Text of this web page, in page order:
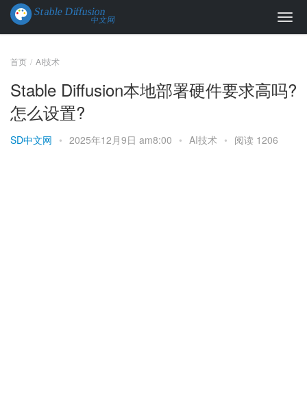
首页 AI技术
Stable Diffusion本地部署硬件要求高吗?
怎么设置?
SD中文网 • 2025年12月9日 am8:00 • AI技术 • 阅读 1206